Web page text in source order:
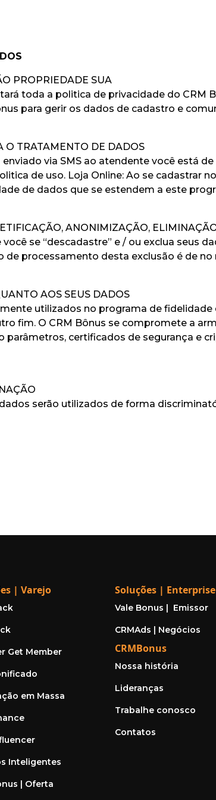
PROPRIEDADE SUA
toda a politica de privacidade do CRM
para gerir os dados de cadastro e
O TRATAMENTO DE DADOS
enviado via SMS ao atendente você está
de uso. Loja Online: Ao se cadastrar
de dados que se estendem a este
ANONIMIZAÇÃO,
se “descadastre” e / ou exclua seus
processamento desta exclusão é de no
AOS SEUS DADOS
utilizados no programa de
fim. O CRM Bônus se compromete a
parâmetros, certificados de segurança e
serão utilizados de forma
| Varejo
Get Member
em Massa
Inteligentes
| Oferta
Soluções | Enterprise
Vale Bonus | Emissor
CRMAds | Negócios
CRMBonus
Nossa história
Lideranças
Trabalhe conosco
Contatos